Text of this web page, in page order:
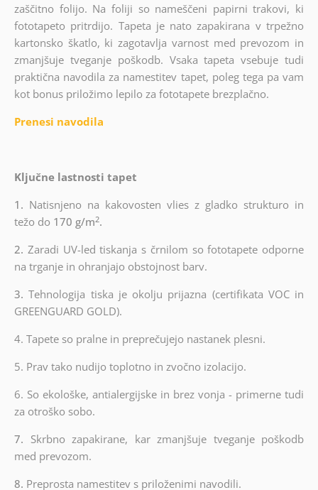
zaščitno folijo. Na foliji so nameščeni papirni trakovi, ki
fototapeto pritrdijo. Tapeta je nato zapakirana v trpežno
kartonsko škatlo, ki zagotavlja varnost med prevozom in
zmanjšuje tveganje poškodb. Vsaka tapeta vsebuje tudi
praktična navodila za namestitev tapet, poleg tega pa vam
kot bonus priložimo lepilo za fototapete brezplačno.
Prenesi navodila
Ključne lastnosti tapet
1. Natisnjeno na kakovosten vlies z gladko strukturo in
težo do 170 g/m2.
2. Zaradi UV-led tiskanja s črnilom so fototapete odporne
na trganje in ohranjajo obstojnost barv.
3.Tehnologija tiska je okolju prijazna (certifikata VOC in
GREENGUARD GOLD).
4. Tapete so pralne in preprečujejo nastanek plesni.
5. Prav tako nudijo toplotno in zvočno izolacijo.
6. So ekološke, antialergijske in brez vonja - primerne tudi
za otroško sobo.
7. Skrbno zapakirane, kar zmanjšuje tveganje poškodb
med prevozom.
8. Preprosta namestitev s priloženimi navodili.